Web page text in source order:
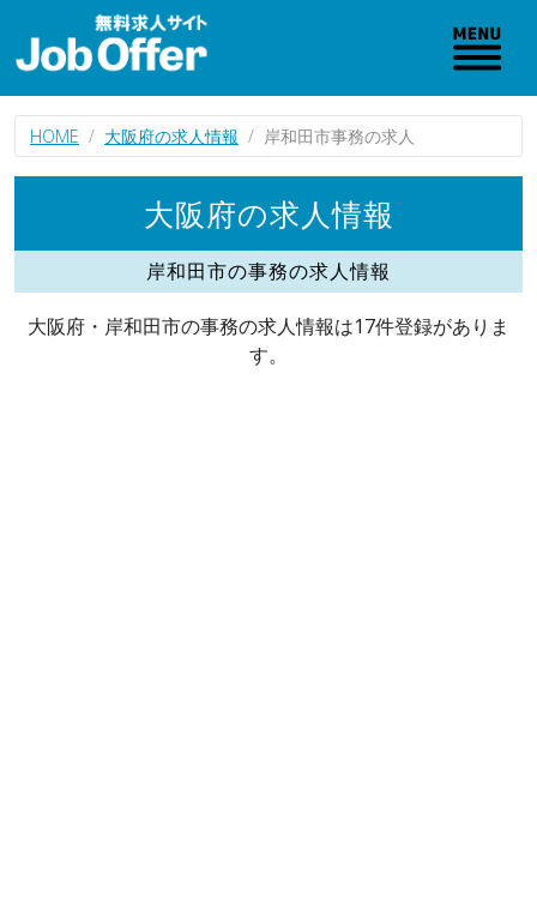
HOME 大阪府の求人情報 岸和田市事務の求人
大阪府の求人情報
岸和田市の事務の求人情報
大阪府・岸和田市の事務の求人情報は17件登録がありま
す。